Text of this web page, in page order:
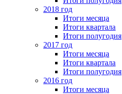
2018 год
Итоги месяца
Итоги квартала
Итоги полугодия
2017 год
Итоги месяца
Итоги квартала
Итоги полугодия
2016 год
Итоги месяца